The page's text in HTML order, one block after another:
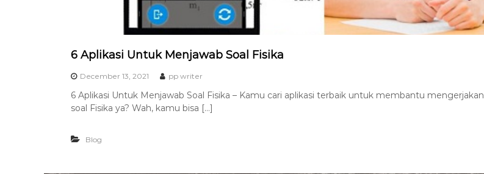
6 Aplikasi Untuk Menjawab Soal Fisika
December 13, 2021 pp writer
6 Aplikasi Untuk Menjawab Soal Fisika – Kamu cari aplikasi terbaik untuk membantu mengerjakan
soal Fisika ya? Wah, kamu bisa […]
Blog